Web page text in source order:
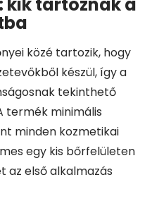
közé tartozik, hogy
készül, így a
tekinthető
termék minimális
minden kozmetikai
egy kis bőrfelületen
az első alkalmazás